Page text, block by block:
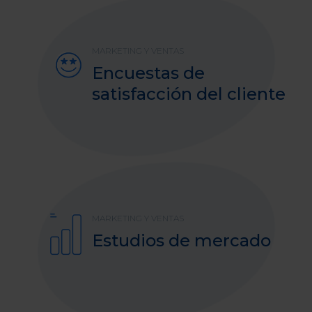
MARKETING Y VENTAS
Encuestas de
satisfacción del cliente
MARKETING Y VENTAS
Estudios de mercado